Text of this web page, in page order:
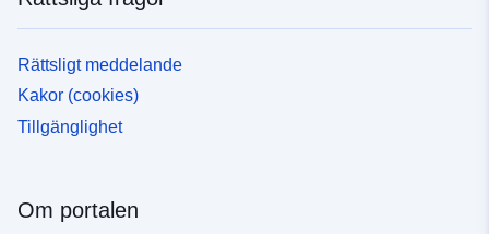
Rättsligt meddelande
Kakor (cookies)
Tillgänglighet
Om portalen